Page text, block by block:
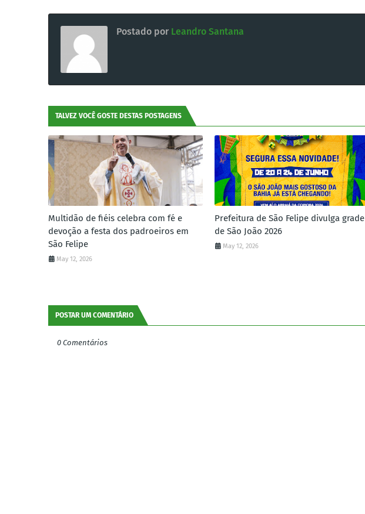
Postado por Leandro Santana
TALVEZ VOCÊ GOSTE DESTAS POSTAGENS
Multidão de fiéis celebra com fé e
devoção a festa dos padroeiros em
São Felipe
May 12, 2026
Prefeitura de São Felipe divulga grade
de São João 2026
May 12, 2026
POSTAR UM COMENTÁRIO
0 Comentários